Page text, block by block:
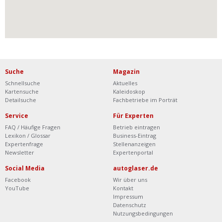
Suche
Schnellsuche
Kartensuche
Detailsuche
Magazin
Aktuelles
Kaleidoskop
Fachbetriebe im Porträt
Service
FAQ / Häufige Fragen
Lexikon / Glossar
Expertenfrage
Newsletter
Für Experten
Betrieb eintragen
Business-Eintrag
Stellenanzeigen
Expertenportal
Social Media
Facebook
YouTube
autoglaser.de
Wir über uns
Kontakt
Impressum
Datenschutz
Nutzungsbedingungen